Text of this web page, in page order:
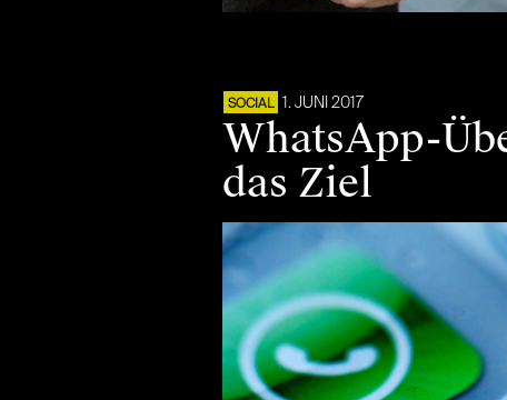
SOCIAL 1. JUNI 2017
WhatsApp-
das Ziel